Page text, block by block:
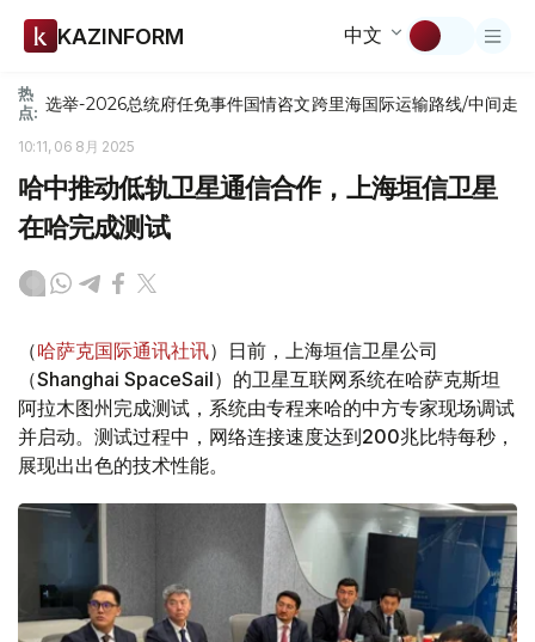
KAZINFORM 中文
热
点: 选举-2026总统府任免事件国情咨文跨里海国际运输路线/中间走廊
10:11, 06 8月 2025
哈中推动低轨卫星通信合作，上海垣信卫星
在哈完成测试
（哈萨克国际通讯社讯）日前，上海垣信卫星公司
（Shanghai SpaceSail）的卫星互联网系统在哈萨克斯坦
阿拉木图州完成测试，系统由专程来哈的中方专家现场调试
并启动。测试过程中，网络连接速度达到200兆比特每秒，
展现出出色的技术性能。